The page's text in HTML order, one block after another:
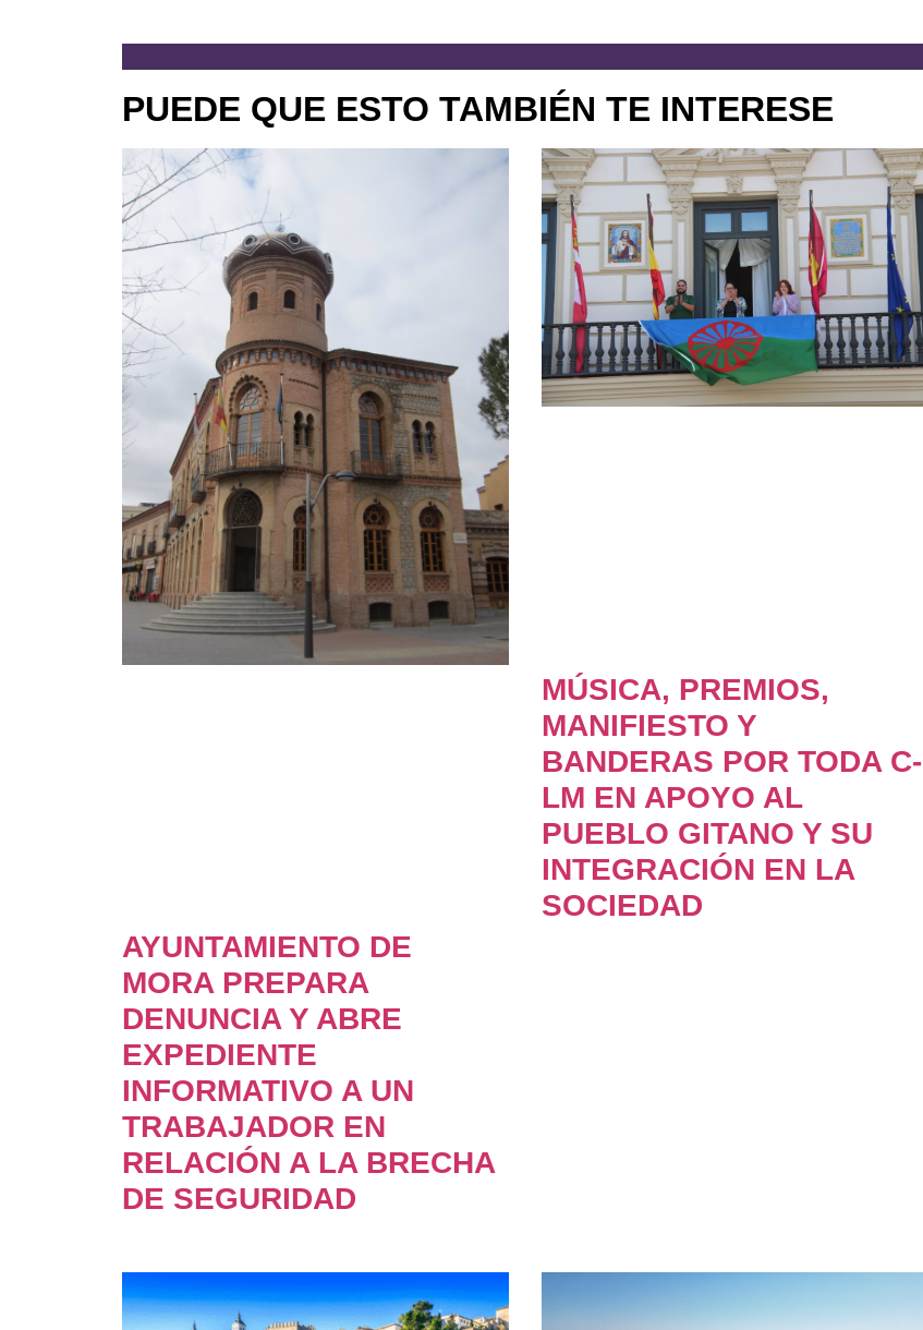
PUEDE QUE ESTO TAMBIÉN TE INTERESE
AYUNTAMIENTO DE
MORA PREPARA
DENUNCIA Y ABRE
EXPEDIENTE
INFORMATIVO A UN
TRABAJADOR EN
RELACIÓN A LA BRECHA
DE SEGURIDAD
MÚSICA, PREMIOS,
MANIFIESTO Y
BANDERAS POR TODA C-
LM EN APOYO AL
PUEBLO GITANO Y SU
INTEGRACIÓN EN LA
SOCIEDAD